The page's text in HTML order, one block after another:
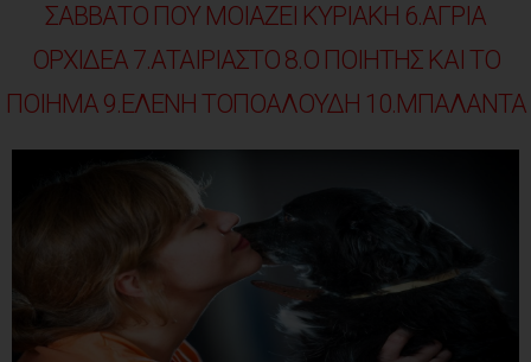
ΣΑΒΒΑΤΟ ΠΟΥ ΜΟΙΑΖΕΙ ΚΥΡΙΑΚΗ 6.ΑΓΡΙΑ
ΟΡΧΙΔΕΑ 7.ΑΤΑΙΡΙΑΣΤΟ 8.Ο ΠΟΙΗΤΗΣ ΚΑΙ ΤΟ
ΠΟΙΗΜΑ 9.ΕΛΕΝΗ ΤΟΠΟΑΛΟΥΔΗ 10.ΜΠΑΛΑΝΤΑ